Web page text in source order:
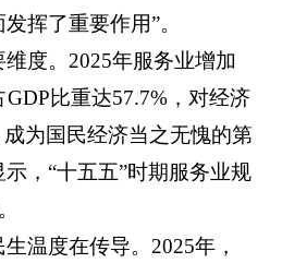
挥了重要作用”。
度。2025年服务业增加
比重达57.7%，对经济
为国民经济当之无愧的第
，“十五五”时期服务业规
温度在传导。2025年，